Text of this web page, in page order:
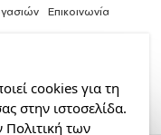
Επικοινωνία
cookies για τη
στην ιστοσελίδα.
των